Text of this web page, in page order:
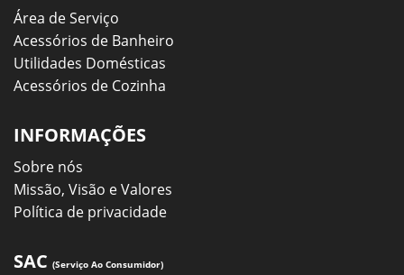
Área de Serviço
Acessórios de Banheiro
Utilidades Domésticas
Acessórios de Cozinha
INFORMAÇÕES
Sobre nós
Missão, Visão e Valores
Política de privacidade
SAC (Serviço Ao Consumidor)